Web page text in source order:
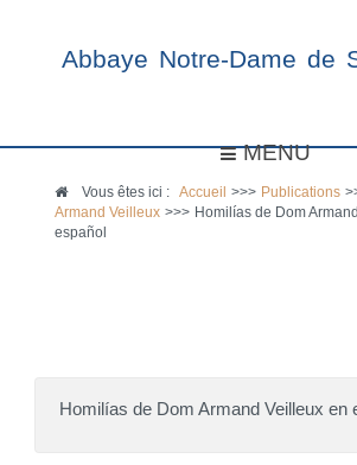
Abbaye Notre-Dame de
MENU
Vous êtes ici :Accueil >>> Publications
Armand Veilleux >>> Homilías de Dom
español
Homilías de Dom Armand Veilleux en